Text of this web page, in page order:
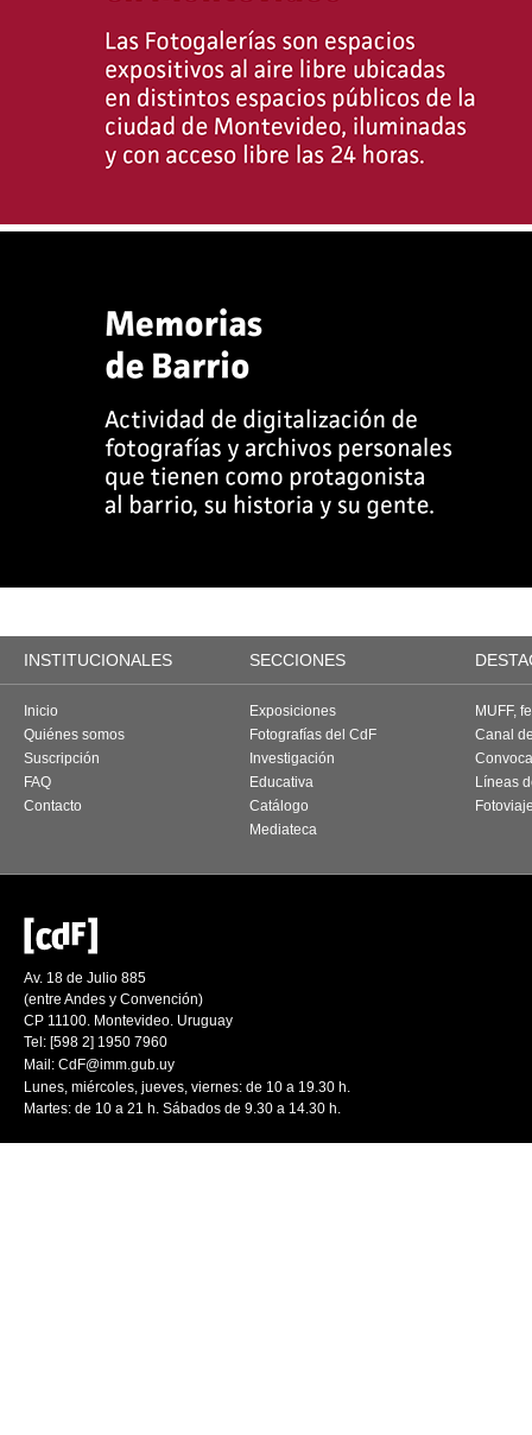
INSTITUCIONALES SECCIONES
Inicio
Quiénes somos
Suscripción
FAQ
Contacto
Exposiciones
Fotografías del CdF
Investigación
Educativa
Catálogo
Mediateca
MUFF,
Canal
Líneas
Av. 18 de Julio 885
(entre Andes y Convención)
CP 11100. Montevideo. Uruguay
Tel: [598 2] 1950 7960
Mail: CdF@imm.gub.uy
Lunes, miércoles, jueves, viernes: de 10 a 19.30 h.
Martes: de 10 a 21 h. Sábados de 9.30 a 14.30 h.